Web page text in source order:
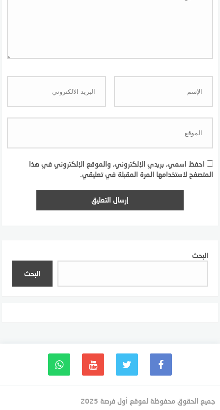
احفظ اسمي، بريدي الإلكتروني، والموقع الإلكتروني في هذا
المتصفح لاستخدامها المرة المقبلة في تعليقي.
البحث
البحث
جميع الحقوق محفوظة لموقع أول فرصة 2025